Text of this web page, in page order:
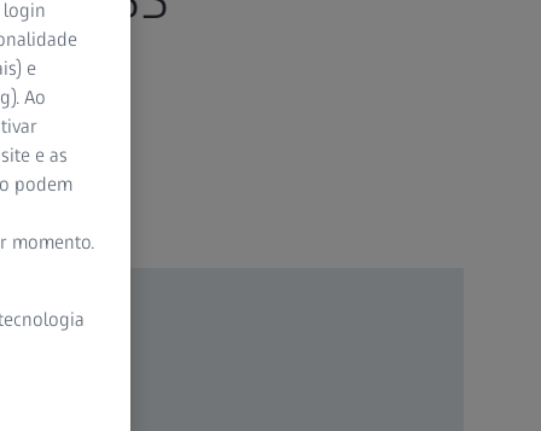
login
e
Ao
e as
podem
momento.